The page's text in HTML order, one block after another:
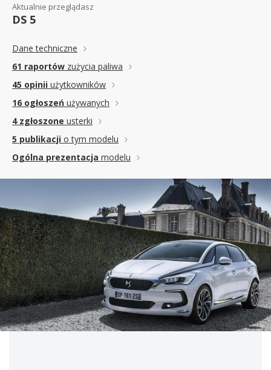
Aktualnie przeglądasz
DS 5
Dane techniczne
61 raportów zużycia paliwa
45 opinii użytkowników
16 ogłoszeń używanych
4 zgłoszone usterki
5 publikacji o tym modelu
Ogólna prezentacja modelu